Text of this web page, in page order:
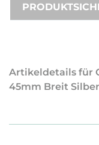
Artikeldetails für
45mm Breit Silber